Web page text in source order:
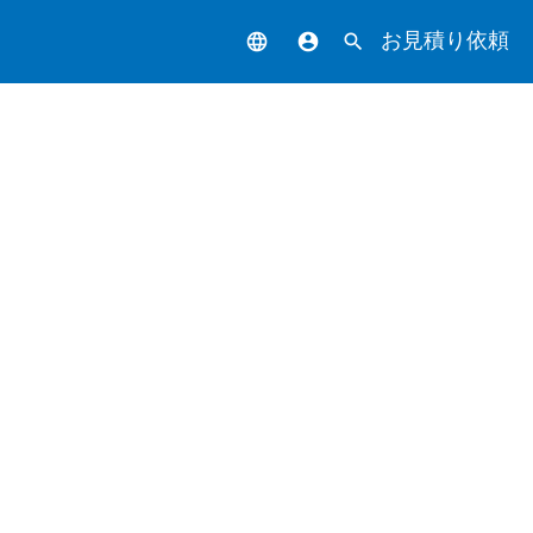
language account_circle search お見積り依頼